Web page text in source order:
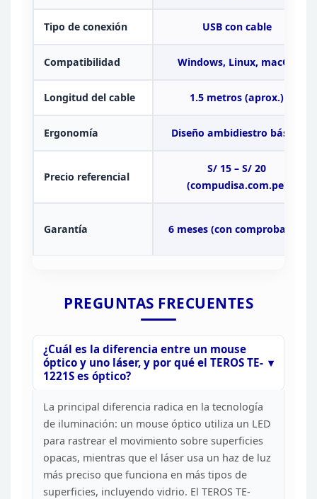
Tipo de conexión USB concable
Compatibilidad Windows, Linux, macOS
Longitud del cable 1.5 metros (aprox.)
Ergonomía Diseño ambidiestro básico
Precio referencial
S/ 15 – S/ 20
(compudisa.com.pe)
Garantía 6 meses (con comprobante)
PREGUNTAS FRECUENTES
¿Cuál es la diferencia entre un mouse
óptico y uno láser, y por qué el TEROS TE-
1221S es óptico?
La principal diferencia radica en la tecnología
de iluminación: un mouse óptico utiliza un LED
para rastrear el movimiento sobre superficies
opacas, mientras que el láser usa un haz de luz
más preciso que funciona en más tipos de
superficies, incluyendo vidrio. El TEROS TE-